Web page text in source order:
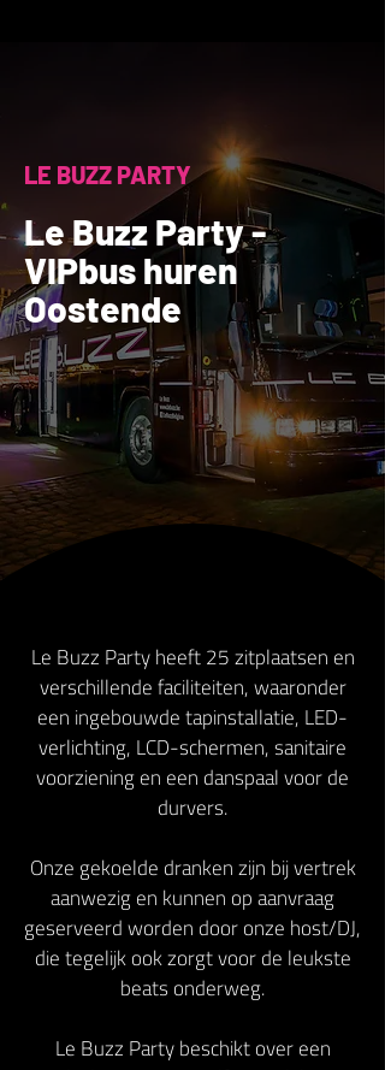
LE BUZZ PARTY
Le Buzz Party -
VIPbus huren
Oostende
Le Buzz Party heeft 25 zitplaatsen en
verschillende faciliteiten, waaronder
een ingebouwde tapinstallatie, LED-
verlichting, LCD-schermen, sanitaire
voorziening en een danspaal voor de
durvers.
Onze gekoelde dranken zijn bij vertrek
aanwezig en kunnen op aanvraag
geserveerd worden door onze host/DJ,
die tegelijk ook zorgt voor de leukste
beats onderweg.
Le Buzz Party beschikt over een